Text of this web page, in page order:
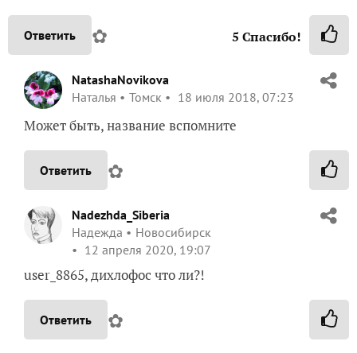
Ответить ✿ 5 Спасибо!
NatashaNovikova
Наталья
Томск 18 июля 2018, 07:23
Может быть, название вспомните
Ответить ✿
Nadezhda_Siberia
Надежда
Новосибирск
12 апреля 2020, 19:07
user_8865, дихлофос что ли?!
Ответить ✿